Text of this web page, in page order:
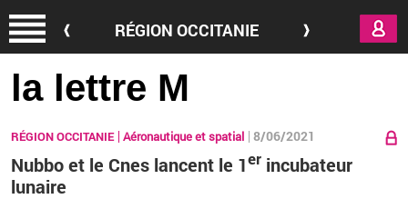
RÉGION OCCITANIE
la lettre M
RÉGION OCCITANIE Aéronautique et spatial 8/06/2021
Nubbo et le Cnes lancent le 1er incubateur
lunaire